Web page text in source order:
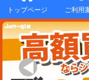
トップページ ご利用